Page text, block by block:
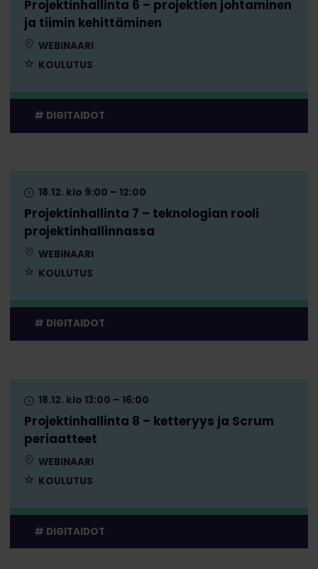
Projektinhallinta 6 – projektien johtaminen
ja tiimin kehittäminen
WEBINAARI
KOULUTUS
DIGITAIDOT
Projektinhallinta 7 – teknologian rooli
projektinhallinnassa
18.12. klo 9:00 – 12:00
WEBINAARI
KOULUTUS
DIGITAIDOT
Projektinhallinta 8 – ketteryys ja Scrum
periaatteet
18.12. klo 13:00 – 16:00
WEBINAARI
KOULUTUS
DIGITAIDOT